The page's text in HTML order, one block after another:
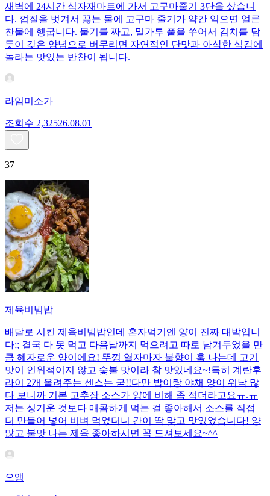
새벽에 24시간 식자재마트에 가서 고구마줄기 3단을 샀습니
다. 껍질을 벗겨서 끓는 물에 고구마 줄기가 약간 익으면 얼른
찬물에 헹굽니다. 물기를 짜고, 밀가루 풀을 쑤어서 김치를 담
듯이 갖은 양념으로 버무리면 자연적인 단맛과 아삭한 식감에
놀라는 맛있는 반찬이 됩니다.
라임미소가
조회수 2,32526.08.01
37
제육비빔밥
배달로 시킨 제육비빔밥인데 혼자먹기엔 양이 진짜 대박입니
다;; 결국 다 못 먹고 다음날까지 먹으려고 따로 남겨두었을 만
큼 혜자로운 양이에요! 뚜껑 열자마자 불향이 훅 나는데 고기
맛이 인위적이지 않고 숯불 맛이라 참 맛있네요~!특히 계란후
라이 2개 올려주는 센스는 굳!! ​다만 밥이랑 야채 양이 워낙 많
다 보니까 기본 고추장 소스가 양에 비해 좀 적더라고요ㅠ.ㅠ
저는 싱거운 것보다 매콤하게 먹는 걸 좋아해서 소스를 직접
더 만들어 넣어 비벼 먹었더니 간이 딱 맞고 맛있었습니다! 양
많고 불맛 나는 제육 좋아하시면 꼭 드셔보세요~^^
으앵